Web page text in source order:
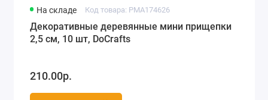
На складе Код товара: PMA174626
Декоративные деревянные мини прищепки
2,5 см, 10 шт, DoCrafts
210.00р.